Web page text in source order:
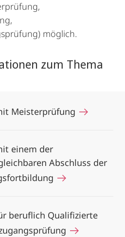
möglich.
zum Thema
Meisterprüfung
einem der
Abschluss der
beruflich Qualifizierte